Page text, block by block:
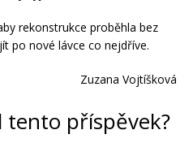
rekonstrukce proběhla bez
po nové lávce co nejdříve.
Zuzana Vojtíšková
tento příspěvek?